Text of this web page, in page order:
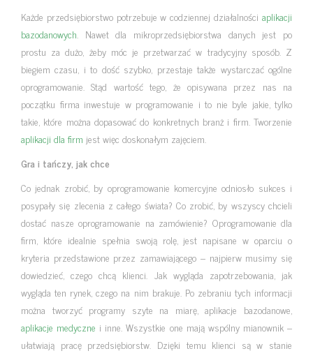
Każde przedsiębiorstwo potrzebuje w codziennej działalności aplikacji
bazodanowych. Nawet dla mikroprzedsiębiorstwa danych jest po
prostu za dużo, żeby móc je przetwarzać w tradycyjny sposób. Z
biegiem czasu, i to dość szybko, przestaje także wystarczać ogólne
oprogramowanie. Stąd wartość tego, że opisywana przez nas na
początku firma inwestuje w programowanie i to nie byle jakie, tylko
takie, które można dopasować do konkretnych branż i firm. Tworzenie
aplikacji dla firm jest więc doskonałym zajęciem.
Gra i tańczy, jak chce
Co jednak zrobić, by oprogramowanie komercyjne odniosło sukces i
posypały się zlecenia z całego świata? Co zrobić, by wszyscy chcieli
dostać nasze oprogramowanie na zamówienie? Oprogramowanie dla
firm, które idealnie spełnia swoją rolę, jest napisane w oparciu o
kryteria przedstawione przez zamawiającego – najpierw musimy się
dowiedzieć, czego chcą klienci. Jak wygląda zapotrzebowania, jak
wygląda ten rynek, czego na nim brakuje. Po zebraniu tych informacji
można tworzyć programy szyte na miarę, aplikacje bazodanowe,
aplikacje medyczne i inne. Wszystkie one mają wspólny mianownik –
ułatwiają pracę przedsiębiorstw. Dzięki temu klienci są w stanie